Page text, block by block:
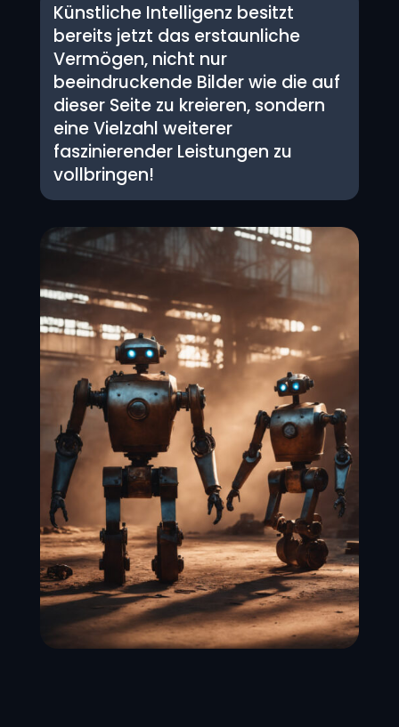
Künstliche Intelligenz besitzt
bereits jetzt das erstaunliche
Vermögen, nicht nur
beeindruckende Bilder wie die auf
dieser Seite zu kreieren, sondern
eine Vielzahl weiterer
faszinierender Leistungen zu
vollbringen!